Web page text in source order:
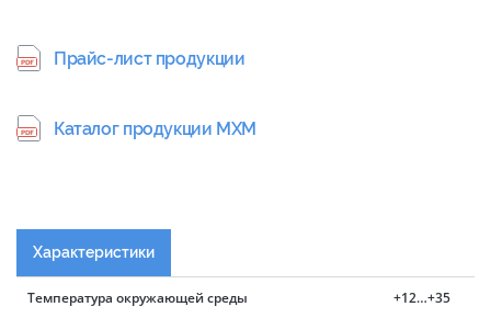
Прайс-лист продукции
Каталог продукции МХМ
Характеристики
Температура окружающей среды +12…+35